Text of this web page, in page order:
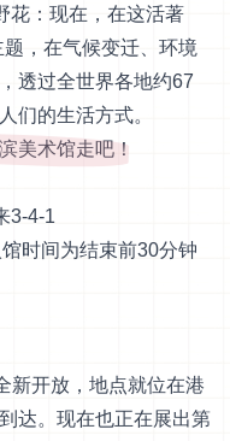
花：现在，在这活著
题，在气候变迁、环境
透过全世界各地约67
们的生活方式。
美术馆走吧！
3-4-1
时间为结束前30分钟
新开放，地点就位在港
达。现在也正在展出第